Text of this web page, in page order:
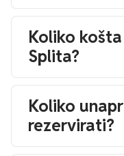
Koliko
Splita?
Koliko
rezervirati?